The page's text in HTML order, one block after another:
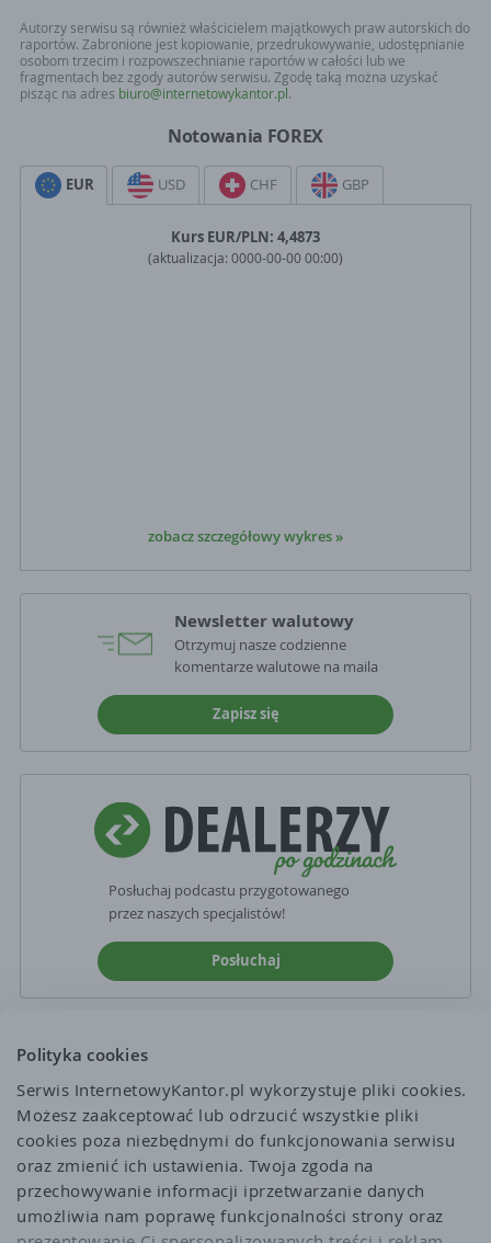
Polityka cookies
Serwis InternetowyKantor.pl wykorzystuje pliki cookies.
Możesz zaakceptować lub odrzucić wszystkie pliki
cookies poza niezbędnymi do funkcjonowania serwisu
oraz zmienić ich ustawienia. Twoja zgoda na
przechowywanie informacji iprzetwarzanie danych
umożliwia nam poprawę funkcjonalności strony oraz
Autorzy serwisu są również właścicielem majątkowych praw autorskich do
raportów. Zabronione jest kopiowanie, przedrukowywanie, udostępnianie
osobom trzecim i rozpowszechnianie raportów w całości lub we
fragmentach bez zgody autorów serwisu. Zgodę taką można uzyskać
pisząc na adres biuro@internetowykantor.pl .
Notowania FOREX
EUR USD CHF GBP
Kurs EUR/PLN: 4,4873
(aktualizacja: 0000-00-00 00:00)
zobacz szczegółowy wykres »
Newsletter walutowy
Otrzymuj nasze codzienne
komentarze walutowe na maila
Zapisz się
Posłuchaj podcastu przygotowanego
przez naszych specjalistów!
Posłuchaj